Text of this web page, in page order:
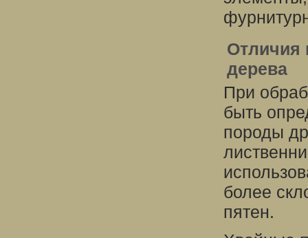
Отличия
дерева
При
быть
породы
более
пятен.